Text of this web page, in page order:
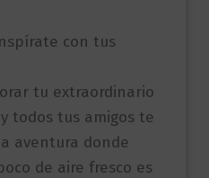
con tus
tu extraordinario
todos tus amigos te
aventura donde
de aire fresco es